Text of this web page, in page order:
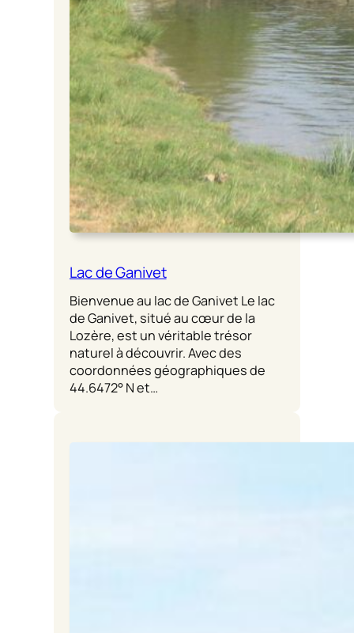
Lac de Ganivet
Bienvenue au lac de Ganivet Le lac
de Ganivet, situé au cœur de la
Lozère, est un véritable trésor
naturel à découvrir. Avec des
coordonnées géographiques de
44.6472° N et…